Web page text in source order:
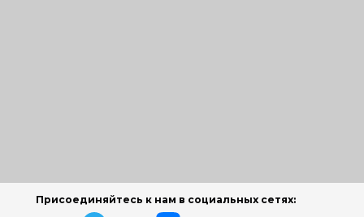
Присоединяйтесь к нам в социальных сетях: